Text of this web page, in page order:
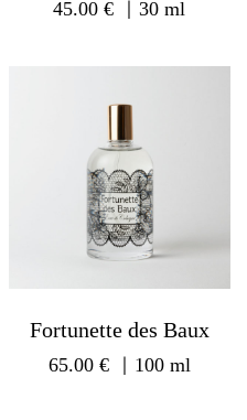
45.00€ ｜30 ml
Fortunette des Baux
65.00 € ｜100 ml